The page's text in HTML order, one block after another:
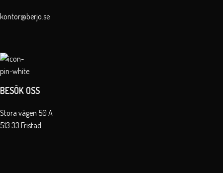
kontor@berjo.se
BESÖK OSS
Stora vägen 50 A
513 33 Fristad